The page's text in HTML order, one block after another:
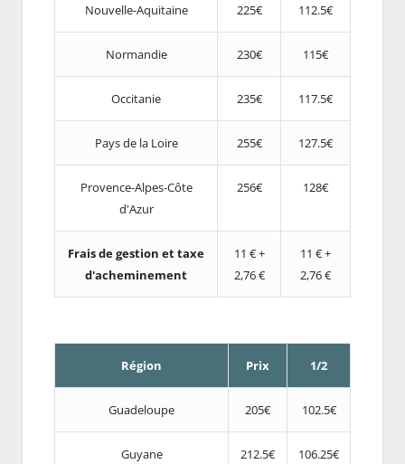
Nouvelle-Aquitaine 225€ 112.5€
Normandie 230€ 115€
Occitanie 235€ 117.5€
Pays de la Loire 255€ 127.5€
Provence-Alpes-Côte
d'Azur
256€ 128€
Frais de gestion et taxe
d'acheminement
11 € +
2,76 €
11 € +
2,76 €
Région Prix 1/2
Guadeloupe 205€ 102.5€
Guyane 212.5€ 106.25€